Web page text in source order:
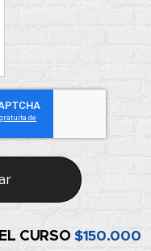
CURSO $150.000